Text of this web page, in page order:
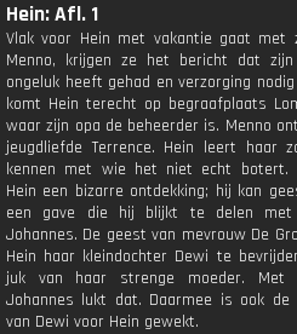
Hein: Afl. 1
Vlak voor Hein met vakantie gaat met
Menno, krijgen ze het bericht dat
ongeluk heeft gehad en verzorging
komt Hein terecht op begraafplaats
waar zijn opa de beheerder is. Menno
jeugdliefde Terrence. Hein leert haar
kennen met wie het niet echt botert.
Hein een bizarre ontdekking; hij kan
een gave die hij blijkt te delen
Johannes. De geest van mevrouw De
Hein haar kleindochter Dewi te
juk van haar strenge moeder. Met
Johannes lukt dat. Daarmee is ook de
van Dewi voor Hein gewekt.